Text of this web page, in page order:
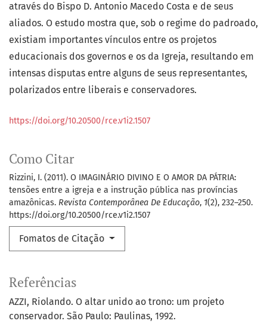
Como Citar
Rizzini, I. (2011). O IMAGINÁRIO DIVINO E O AMOR DA PÁTRIA:
tensões entre a igreja e a instrução pública nas províncias
amazônicas. Revista Contemporânea De Educação, 1(2), 232–250.
https://doi.org/10.20500/rce.v1i2.1507
Fomatos de Citação
através do Bispo D. Antonio Macedo Costa e de seus
aliados. O estudo mostra que, sob o regime do padroado,
existiam importantes vínculos entre os projetos
educacionais dos governos e os da Igreja, resultando em
intensas disputas entre alguns de seus representantes,
polarizados entre liberais e conservadores.
https://doi.org/10.20500/rce.v1i2.1507
Referências
AZZI, Riolando. O altar unido ao trono: um projeto
conservador. São Paulo: Paulinas, 1992.